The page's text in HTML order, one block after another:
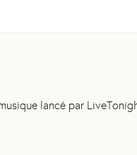
lancé par